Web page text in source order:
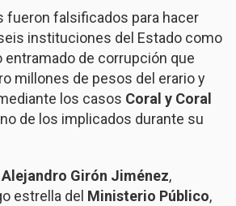
fueron falsificados para hacer
instituciones del Estado como
de corrupción que
millones de pesos del erario y
los casos Coral y Coral
de los implicados durante su
Alejandro Girón Jiménez,
estrella del Ministerio Público,